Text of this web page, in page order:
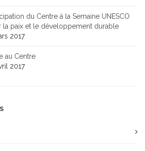
du Centre à la Semaine UNESCO
la paix et le développement durable
2017
au Centre
2017